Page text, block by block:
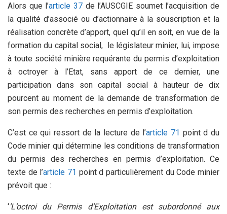
Alors que l’article 37de l’AUSCGIE soumet l’acquisition de
la qualité d’associé ou d’actionnaire à la souscription et la
réalisation concrète d’apport, quel qu’il en soit, en vue de la
formation du capital social, le législateur minier, lui, impose
à toute société minière requérante du permis d’exploitation
à octroyer à l’Etat, sans apport de ce dernier, une
participation dans son capital social à hauteur de dix
pourcent au moment de la demande de transformation de
son permis des recherches en permis d’exploitation.
C’est ce qui ressort de la lecture de l’article 71 point d du
Code minier qui détermine les conditions de transformation
du permis des recherches en permis d’exploitation. Ce
texte de l’article 71 point d particulièrement du Code minier
prévoit que :
‘’L’octroi du Permis d’Exploitation est subordonné aux